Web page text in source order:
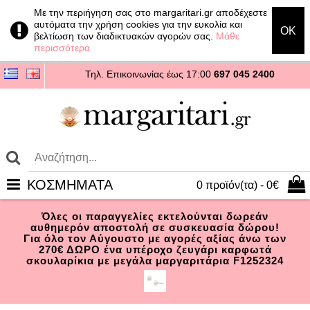
Με την περιήγηση σας στο margaritari.gr αποδέχεστε
αυτόματα την χρήση cookies για την ευκολία και
βελτίωση των διαδικτυακών αγορών σας. Μάθε
περισσότερα
OK
Τηλ. Επικοινωνίας έως 17:00 697 045 2400
0 προϊόν(τα) - 0€
ΚΟΣΜΗΜΑΤΑ
Όλες οι παραγγελίες εκτελούνται δωρεάν
αυθημερόν αποστολή σε συσκευασία δώρου!
Για όλο τον Αύγουστο με αγορές αξίας άνω των
270€ ΔΩΡΟ ένα υπέροχο ζευγάρι καρφωτά
σκουλαρίκια με μεγάλα μαργαριτάρια F1252324